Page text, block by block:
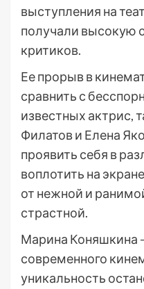
выступления на
получали высокую
критиков.
Ее прорыв в
сравнить с
известных актрис,
Филатов и Елена
проявить себя в
воплотить на
от нежной и
страстной.
Марина Коняшкина
современного
уникальность